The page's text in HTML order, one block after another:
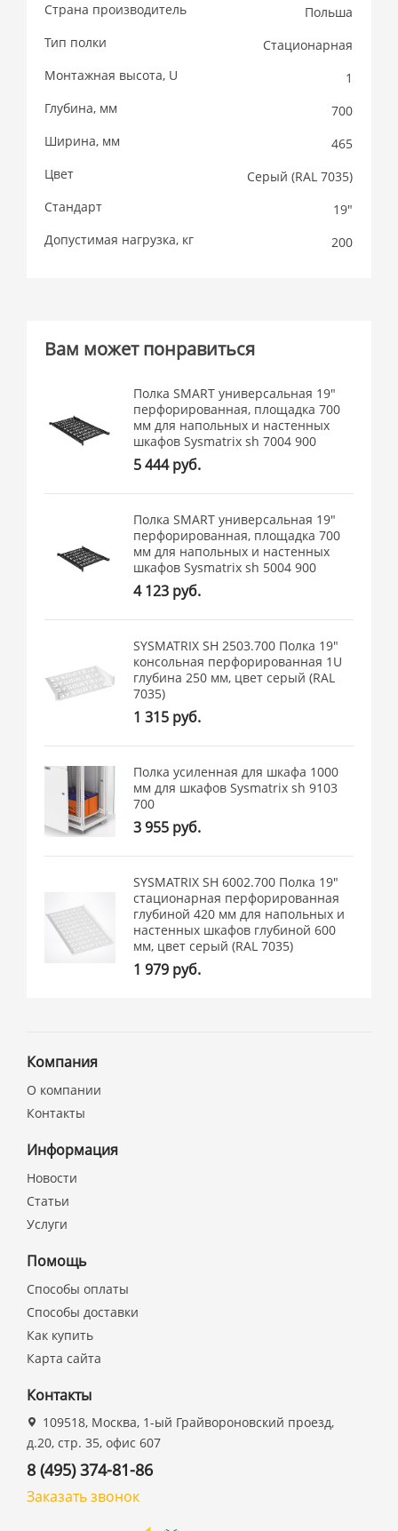
Страна производитель
Польша
Тип полки
Стационарная
Монтажная высота, U
1
Глубина, мм
700
Ширина, мм
465
Цвет
Cерый (RAL 7035)
Стандарт
19"
Допустимая нагрузка, кг
200
Вам может понравиться
Полка SMART универсальная 19"
перфорированная, площадка 700
мм для напольных и настенных
шкафов Sysmatrix sh 7004 900
5 444 руб.
Полка SMART универсальная 19"
перфорированная, площадка 700
мм для напольных и настенных
шкафов Sysmatrix sh 5004 900
4 123 руб.
SYSMATRIX SH 2503.700 Полка 19"
консольная перфорированная 1U
глубина 250 мм, цвет серый (RAL
7035)
1 315 руб.
Полка усиленная для шкафа 1000
мм для шкафов Sysmatrix sh 9103
700
3 955 руб.
SYSMATRIX SH 6002.700 Полка 19"
стационарная перфорированная
глубиной 420 мм для напольных и
настенных шкафов глубиной 600
мм, цвет серый (RAL 7035)
1 979 руб.
Компания
О компании
Контакты
Информация
Новости
Статьи
Услуги
Помощь
Способы оплаты
Способы доставки
Как купить
Карта сайта
Контакты
109518, Москва, 1-ый Грайвороновский проезд,
д.20, стр. 35, офис 607
8 (495) 374-81-86
Заказать звонок